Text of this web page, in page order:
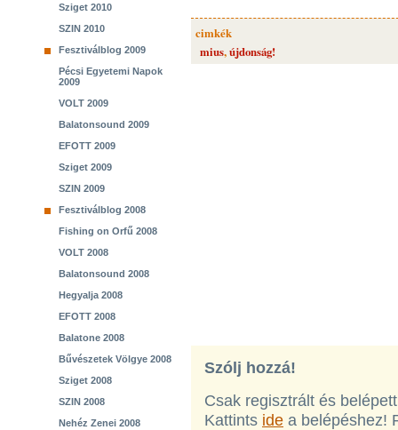
Sziget 2010
SZIN 2010
Fesztiválblog 2009
Pécsi Egyetemi Napok
2009
VOLT 2009
Balatonsound 2009
EFOTT 2009
Sziget 2009
SZIN 2009
Fesztiválblog 2008
Fishing on Orfű 2008
VOLT 2008
Balatonsound 2008
Hegyalja 2008
EFOTT 2008
Balatone 2008
Bűvészetek Völgye 2008
Sziget 2008
SZIN 2008
Nehéz Zenei 2008
cimkék
mius,újdonság!
Szólj hozzá!
Csak regisztrált és
Kattints ide a belépéshez!